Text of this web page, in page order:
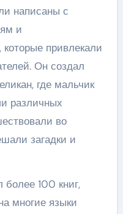
написаны с
и
привлекали
Он создал
где мальчик
различных
во
загадки и
100 книг,
многие языки